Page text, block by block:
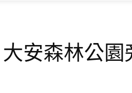
安森林公園